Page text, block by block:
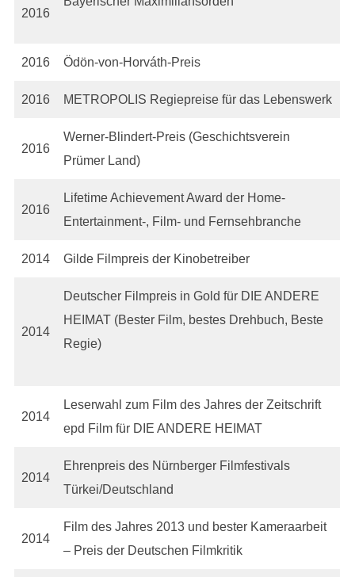
2016
2016 Ödön-von-Horváth-Preis
2016 METROPOLIS Regiepreise für das Lebenswerk
2016
Werner-Blindert-Preis (Geschichtsverein
Prümer Land)
2016
Lifetime Achievement Award der Home-
Entertainment-, Film- und Fernsehbranche
2014 Gilde Filmpreis der Kinobetreiber
2014
Deutscher Filmpreis in Gold für DIE ANDERE
HEIMAT (Bester Film, bestes Drehbuch, Beste
Regie)
2014
Leserwahl zum Film des Jahres der Zeitschrift
epd Film für DIE ANDERE HEIMAT
2014
Ehrenpreis des Nürnberger Filmfestivals
Türkei/Deutschland
2014
Film des Jahres 2013 und bester Kameraarbeit
– Preis der Deutschen Filmkritik